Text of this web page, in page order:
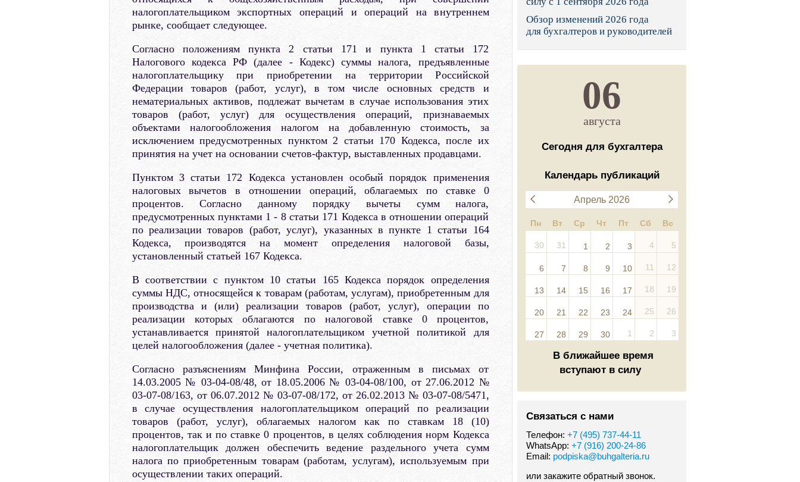
Остальные ведомства
налогоплательщиком экспортных операций и операций на внутреннем
рынке, сообщает следующее.
Согласно положениям пункта 2 статьи 171 и пункта 1 статьи 172
Налогового кодекса РФ (далее - Кодекс) суммы налога, предъявленные
налогоплательщику при приобретении на территории Российской
Федерации товаров (работ, услуг), в том числе основных средств и
нематериальных активов, подлежат вычетам в случае использования этих
товаров (работ, услуг) для осуществления операций, признаваемых
объектами налогообложения налогом на добавленную стоимость, за
исключением предусмотренных пунктом 2 статьи 170 Кодекса, после их
принятия на учет на основании счетов-фактур, выставленных продавцами.
Пунктом 3 статьи 172 Кодекса установлен особый порядок применения
налоговых вычетов в отношении операций, облагаемых по ставке 0
процентов. Согласно данному порядку вычеты сумм налога,
предусмотренных пунктами 1 - 8 статьи 171 Кодекса в отношении операций
по реализации товаров (работ, услуг), указанных в пункте 1 статьи 164
Кодекса, производятся на момент определения налоговой базы,
установленный статьей 167 Кодекса.
В соответствии с пунктом 10 статьи 165 Кодекса порядок определения
суммы НДС, относящейся к товарам (работам, услугам), приобретенным для
производства и (или) реализации товаров (работ, услуг), операции по
реализации которых облагаются по налоговой ставке 0 процентов,
устанавливается принятой налогоплательщиком учетной политикой для
целей налогообложения (далее - учетная политика).
Согласно разъяснениям Минфина России, отраженным в письмах от
14.03.2005 № 03-04-08/48, от 18.05.2006 № 03-04-08/100, от 27.06.2012 №
03-07-08/163, от 06.07.2012 № 03-07-08/172, от 26.02.2013 № 03-07-08/5471,
в случае осуществления налогоплательщиком операций по реализации
товаров (работ, услуг), облагаемых налогом как по ставкам 18 (10)
процентов, так и по ставке 0 процентов, в целях соблюдения норм Кодекса
налогоплательщик должен обеспечить ведение раздельного учета сумм
налога по приобретенным товарам (работам, услугам), используемым при
осуществлении таких операций.
Обзор изменений 2026 года
для бухгалтеров и руководителей
06
августа
Сегодня для бухгалтера
Календарь публикаций
Апрель 2026
Пн Вт Ср Чт Пт Сб Вс
30 31 1 2 3 4 5
6 7 8 9 10 11 12
13 14 15 16 17 18 19
20 21 22 23 24 25 26
27 28 29 30 1 2 3
В ближайшее время
вступают в силу
Связаться с нами
Телефон: +7 (495) 737-44-11
WhatsApp: +7 (916) 200-24-86
Email: podpiska@buhgalteria.ru
или закажите обратный звонок.